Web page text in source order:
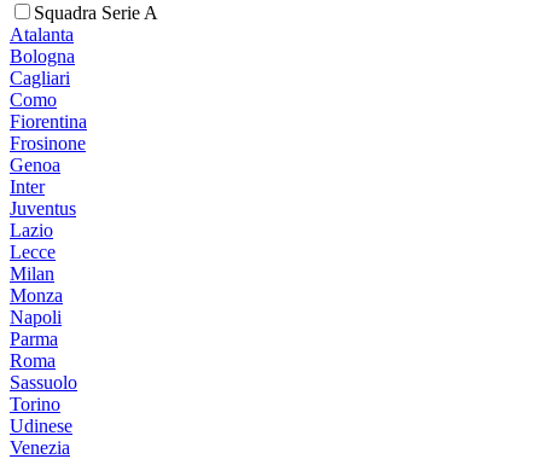
Squadra Serie A
Atalanta
Bologna
Cagliari
Como
Fiorentina
Frosinone
Genoa
Inter
Juventus
Lazio
Lecce
Milan
Monza
Napoli
Parma
Roma
Sassuolo
Torino
Udinese
Venezia